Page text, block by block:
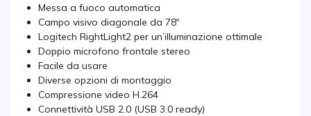
Messa a fuoco automatica
Campo visivo diagonale da 78º
Logitech RightLight2 per un’illuminazione ottimale
Doppio microfono frontale stereo
Facile da usare
Diverse opzioni di montaggio
Compressione video H.264
Connettività USB 2.0 (USB 3.0 ready)